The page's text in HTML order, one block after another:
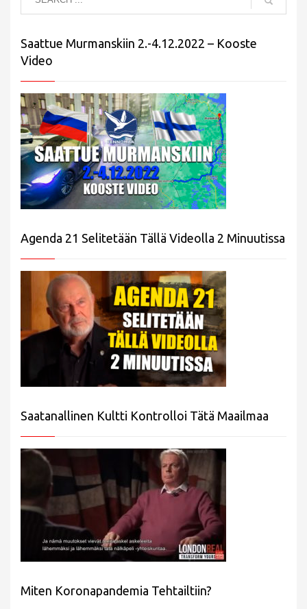
Saattue Murmanskiin 2.-4.12.2022 – Kooste
Video
Agenda 21 Selitetään Tällä Videolla 2 Minuutissa
Saatanallinen Kultti Kontrolloi Tätä Maailmaa
Miten Koronapandemia Tehtailtiin?